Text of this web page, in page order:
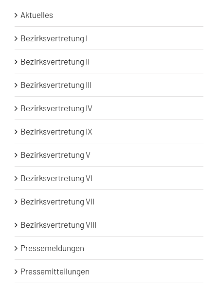
Aktuelles
Bezirksvertretung I
Bezirksvertretung II
Bezirksvertretung III
Bezirksvertretung IV
Bezirksvertretung IX
Bezirksvertretung V
Bezirksvertretung VI
Bezirksvertretung VII
Bezirksvertretung VIII
Pressemeldungen
Pressemitteilungen